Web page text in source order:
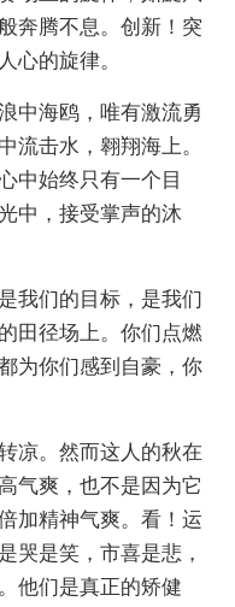
奔腾不息。创新！突
心的旋律。
中海鸥，唯有激流勇
流击水，翱翔海上。
中始终只有一个目
中，接受掌声的沐
我们的目标，是我们
田径场上。你们点燃
为你们感到自豪，你
凉。然而这人的秋在
气爽，也不是因为它
加精神气爽。看！运
哭是笑，市喜是悲，
他们是真正的矫健